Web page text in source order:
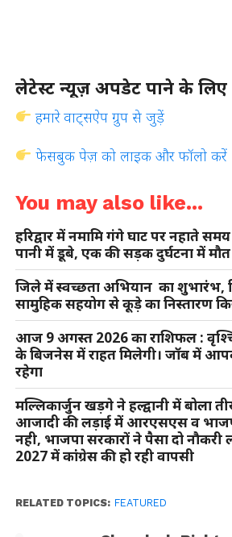
लेटेस्ट न्यूज़ अपडेट पाने के लिए
हमारे वाट्सऐप ग्रुप से जुड़ें
फेसबुक पेज़ को लाइक और फॉलो करें
You may also like...
हरिद्वार में नमामि गंगे घाट पर नहाते
पानी में डूबे, एक की सड़क दुर्घटना में मौत
जिले में स्वच्छता अभियान का शुभारंभ,
सामुहिक सहयोग से कूड़े का निस्तारण
आज 9 अगस्त 2026 का राशिफल :
के बिजनेस में राहत मिलेगी। जॉब में
रहेगा
मल्लिकार्जुन खड़गे ने हल्द्वानी में बोला
आजादी की लड़ाई में आरएसएस व
नही, भाजपा सरकारों ने पैसा दो नौकरी
2027 में कांंग्रेस की हो रही वापसी
RELATED TOPICS: FEATURED